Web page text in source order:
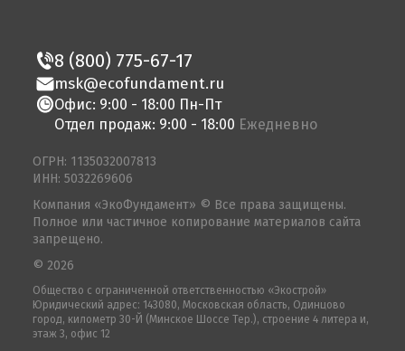
8 (800) 775-67-17
msk@ecofundament.ru
Офис: 9:00 - 18:00 Пн-Пт
Отдел продаж: 9:00 - 18:00 Ежедневно
Общество с ограниченной ответственностью «Экострой»
Юридический адрес: 143080, Московская область, Одинцово
город, километр 30-Й (Минское Шоссе Тер.), строение 4 литера и,
этаж 3, офис 12
ОГРН: 1135032007813
ИНН: 5032269606
Компания «ЭкоФундамент» © Все права защищены.
Полное или частичное копирование материалов сайта
запрещено.
© 2026